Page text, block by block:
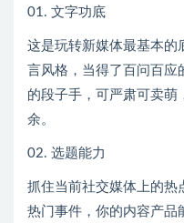
01. 文字功底
这是玩转新媒体最基本的
言风格，当得了百问百应
的段子手，可严肃可卖萌
余。
02. 选题能力
抓住当前社交媒体上的热
热门事件，你的内容产品